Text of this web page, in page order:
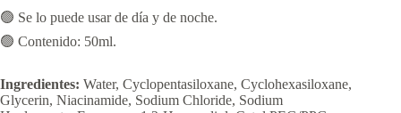
🟢 Se lo puede usar de día y de noche.
🟢 Contenido: 50ml.
Ingredientes: Water, Cyclopentasiloxane, Cyclohexasiloxane,
Glycerin, Niacinamide, Sodium Chloride, Sodium